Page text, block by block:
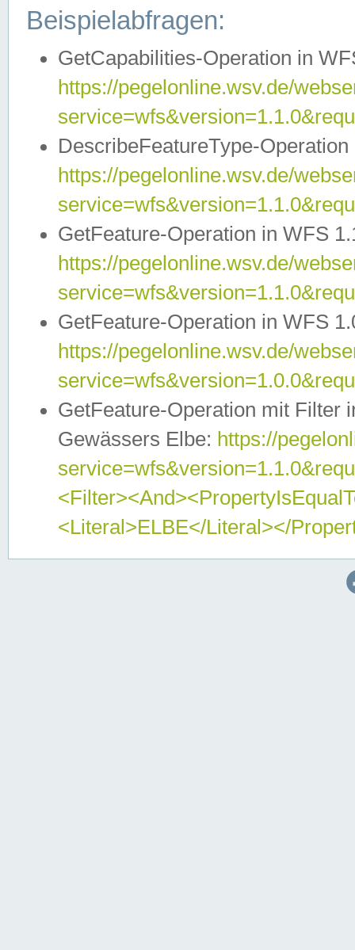
Beispielabfragen:
GetCapabilities-Operation in
https://pegelonline.wsv.de/
DescribeFeatureType-
https://pegelonline.wsv.de/
GetFeature-Operation in WFS
https://pegelonline.wsv.de/
GetFeature-Operation in WFS
https://pegelonline.wsv.de/
GetFeature-Operation mit Filter
Gewässers Elbe: https://
<Literal>ELBE</Literal></